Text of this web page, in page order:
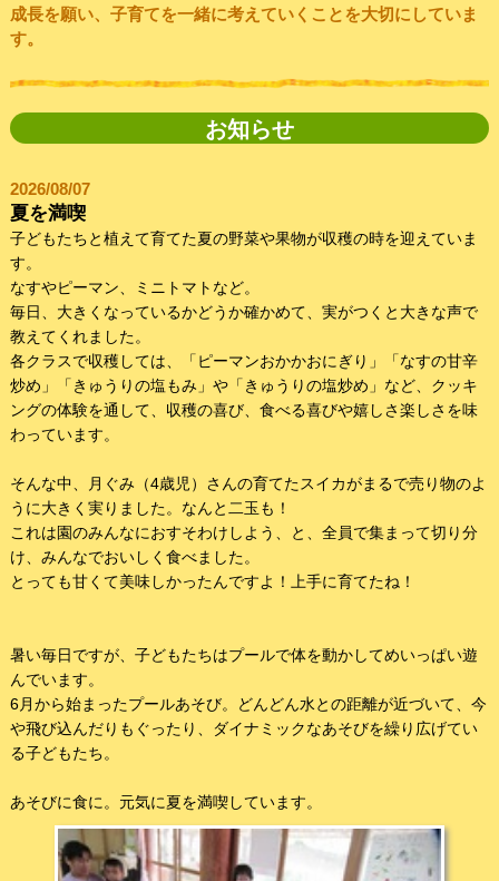
成長を願い、子育てを一緒に考えていくことを大切にしていま
す。
お知らせ
2026/08/07
夏を満喫
子どもたちと植えて育てた夏の野菜や果物が収穫の時を迎えていま
す。
なすやピーマン、ミニトマトなど。
毎日、大きくなっているかどうか確かめて、実がつくと大きな声で
教えてくれました。
各クラスで収穫しては、「ピーマンおかかおにぎり」「なすの甘辛
炒め」「きゅうりの塩もみ」や「きゅうりの塩炒め」など、クッキ
ングの体験を通して、収穫の喜び、食べる喜びや嬉しさ楽しさを味
わっています。
そんな中、月ぐみ（4歳児）さんの育てたスイカがまるで売り物のよ
うに大きく実りました。なんと二玉も！
これは園のみんなにおすそわけしよう、と、全員で集まって切り分
け、みんなでおいしく食べました。
とっても甘くて美味しかったんですよ！上手に育てたね！
暑い毎日ですが、子どもたちはプールで体を動かしてめいっぱい遊
んでいます。
6月から始まったプールあそび。どんどん水との距離が近づいて、今
や飛び込んだりもぐったり、ダイナミックなあそびを繰り広げてい
る子どもたち。
あそびに食に。元気に夏を満喫しています。